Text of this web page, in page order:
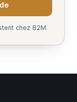
chez B2M.